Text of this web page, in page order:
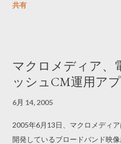
ばやや期待はずれ。
共有
マクロメディア、
ッシュCM運用ア
6月 14, 2005
2005年6月13日、マクロメディ
開発しているブロードバンド映